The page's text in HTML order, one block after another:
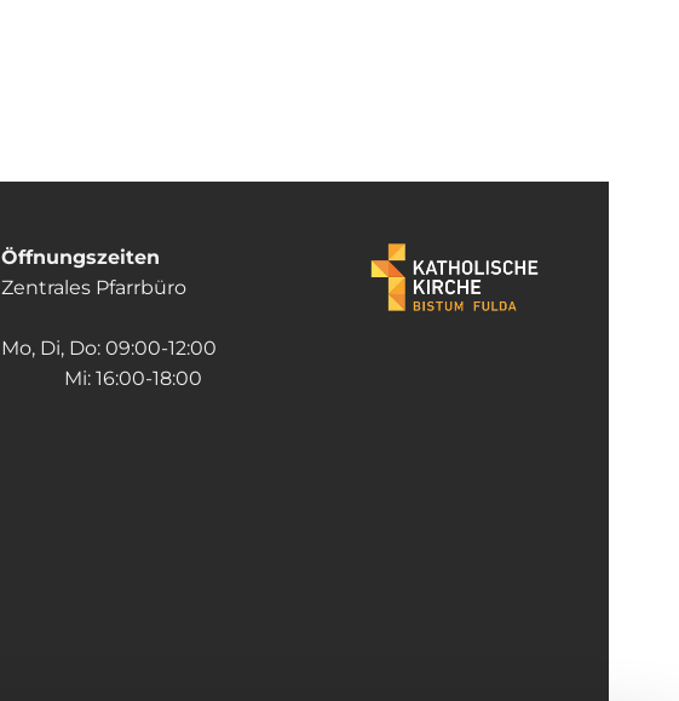
Öffnungszeiten
Zentrales Pfarrbüro
Mo, Di, Do: 09:00-12:00
Mi: 16:00-18:00